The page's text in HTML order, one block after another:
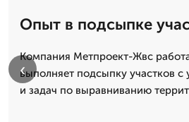
Опыт в подсыпке
Компания Метпроект-Жвс
выполняет подсыпку участков с
и задач по выравниванию
‹